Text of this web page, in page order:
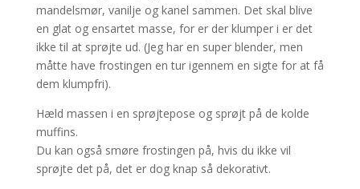
mandelsmør, vanilje og kanel sammen. Det skal blive
en glat og ensartet masse, for er der klumper i er det
ikke til at sprøjte ud. (Jeg har en super blender, men
måtte have frostingen en tur igennem en sigte for at få
dem klumpfri).
Hæld massen i en sprøjtepose og sprøjt på de kolde
muffins.
Du kan også smøre frostingen på, hvis du ikke vil
sprøjte det på, det er dog knap så dekorativt.